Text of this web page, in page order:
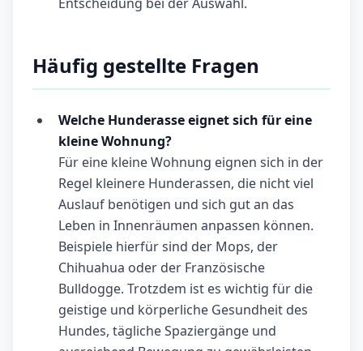
Häufig gestellte Fragen
Welche Hunderasse eignet sich für eine
kleine Wohnung?
Für eine kleine Wohnung eignen sich in der
Regel kleinere Hunderassen, die nicht viel
Auslauf benötigen und sich gut an das
Leben in Innenräumen anpassen können.
Beispiele hierfür sind der Mops, der
Chihuahua oder der Französische
Bulldogge. Trotzdem ist es wichtig für die
geistige und körperliche Gesundheit des
Hundes, tägliche Spaziergänge und